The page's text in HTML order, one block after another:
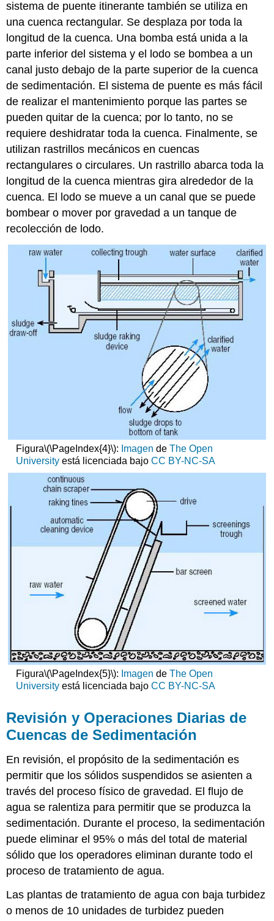
sistema de puente itinerante también se utiliza en
una cuenca rectangular. Se desplaza por toda la
longitud de la cuenca. Una bomba está unida a la
parte inferior del sistema y el lodo se bombea a un
canal justo debajo de la parte superior de la cuenca
de sedimentación. El sistema de puente es más fácil
de realizar el mantenimiento porque las partes se
pueden quitar de la cuenca; por lo tanto, no se
requiere deshidratar toda la cuenca. Finalmente, se
utilizan rastrillos mecánicos en cuencas
rectangulares o circulares. Un rastrillo abarca toda la
longitud de la cuenca mientras gira alrededor de la
cuenca. El lodo se mueve a un canal que se puede
bombear o mover por gravedad a un tanque de
recolección de lodo.
Figura\(\PageIndex{4}\): Imagen de The Open
Universityestá licenciada bajo CC BY-NC-SA
Figura\(\PageIndex{5}\): Imagen de The Open
Universityestá licenciada bajo CC BY-NC-SA
Revisión y Operaciones Diarias de
Cuencas de Sedimentación
En revisión, el propósito de la sedimentación es
permitir que los sólidos suspendidos se asienten a
través del proceso físico de gravedad. El flujo de
agua se ralentiza para permitir que se produzca la
sedimentación. Durante el proceso, la sedimentación
puede eliminar el 95% o más del total de material
sólido que los operadores eliminan durante todo el
proceso de tratamiento de agua.
Las plantas de tratamiento de agua con baja turbidez
o menos de 10 unidades de turbidez pueden